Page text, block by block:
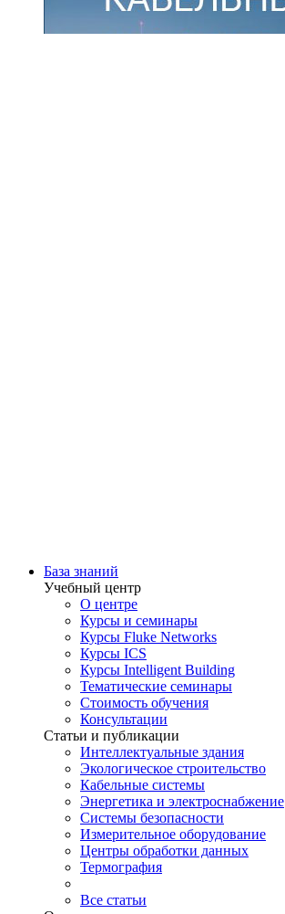
База знаний
Учебный центр
О центре
Курсы и семинары
Курсы Fluke Networks
Курсы ICS
Курсы Intelligent Building
Тематические семинары
Стоимость обучения
Консультации
Статьи и публикации
Интеллектуальные здания
Экологическое строительство
Кабельные системы
Энергетика и электроснабжение
Системы безопасности
Измерительное оборудование
Центры обработки данных
Термография
Все статьи